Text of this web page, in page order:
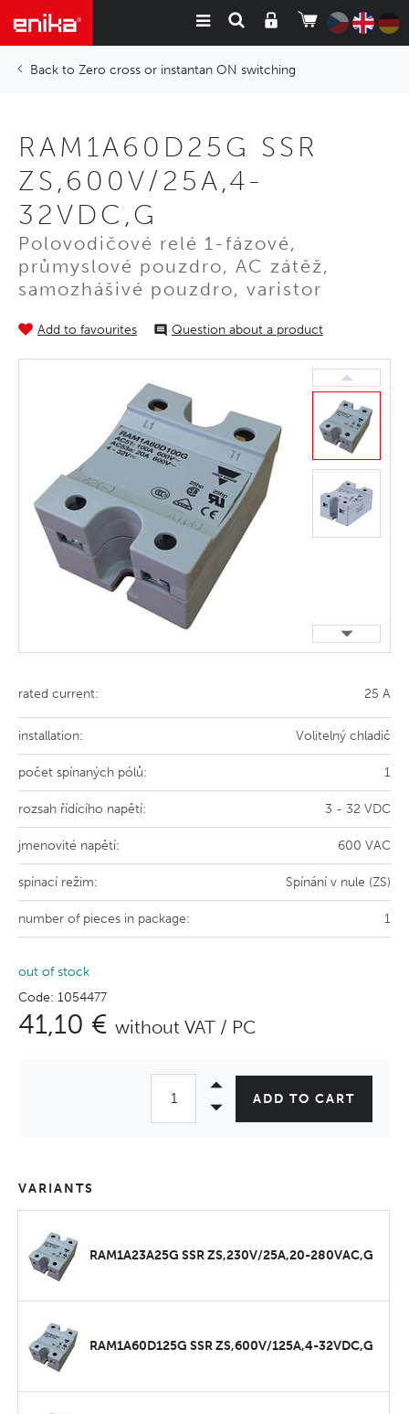
Zero cross or instantan ON switching
RAM1A60D25G SSR
ZS,600V/25A,4-
32VDC,G
Polovodičové relé 1-fázové,
průmyslové pouzdro, AC zátěž,
samozhášivé pouzdro, varistor
Add to favourites Question about a product
rated current: 25 A
installation: Volitelný chladič
počet spínaných pólů: 1
rozsah řídícího napětí: 3 - 32 VDC
jmenovité napětí: 600 VAC
spínací režim: Spínání v nule (ZS)
number of pieces in package: 1
out of stock
Code: 1054477
41,10 € without VAT / PC
ADD TO CART
VARIANTS
RAM1A23A25G SSR ZS,230V/25A,20-280VAC,G
RAM1A60D125G SSR ZS,600V/125A,4-32VDC,G